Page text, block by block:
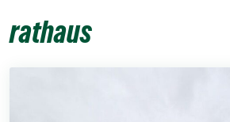
rathaus